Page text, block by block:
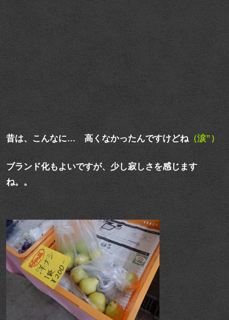
昔は、こんなに… 高くなかったんですけどね（涙”）
ブランド化もよいですが、少し寂しさを感じます
ね。。